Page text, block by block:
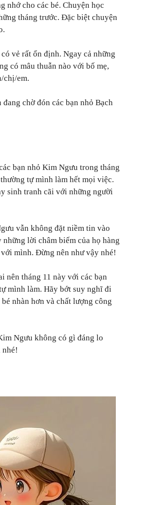
nhớ cho các bé. Chuyện học
tháng trước. Đặc biệt chuyện
vẻ rất ổn định. Ngay cả những
có mâu thuẫn nào với bố mẹ,
chị/em.
chờ đón các bạn nhỏ Bạch
bạn nhỏ Kim Ngưu trong tháng
tự mình làm hết mọi việc.
sinh tranh cãi với những người
vẫn không đặt niềm tin vào
lời châm biếm của họ hàng
mình. Đừng nên như vậy nhé!
nên tháng 11 này với các bạn
mình làm. Hãy bớt suy nghĩ đi
nhàn hơn và chất lượng công
Ngưu không có gì đáng lo
nhé!